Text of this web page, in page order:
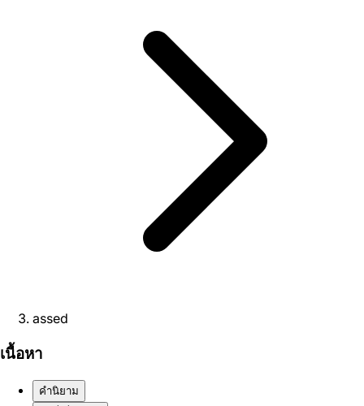
assed
เนื้อหา
คำนิยาม